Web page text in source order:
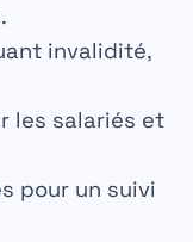
invalidité,
les salariés et
pour un suivi